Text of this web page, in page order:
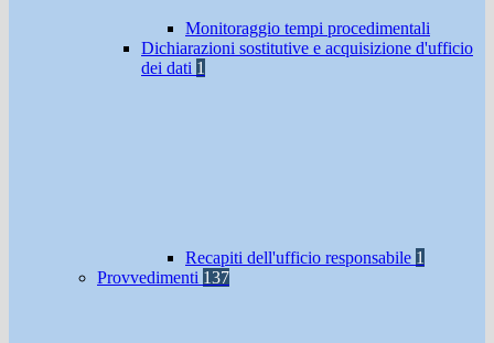
Monitoraggio tempi procedimentali
Dichiarazioni sostitutive e acquisizione d'ufficio
dei dati 1
Recapiti dell'ufficio responsabile 1
Provvedimenti 137